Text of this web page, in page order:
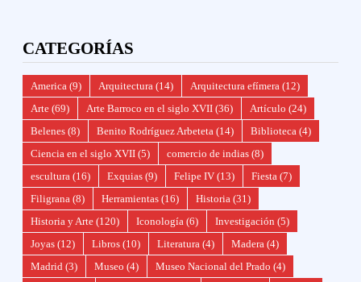
CATEGORÍAS
America (9) Arquitectura (14) Arquitectura efímera (12)
Arte (69) Arte Barroco en el siglo XVII (36) Artículo (24)
Belenes (8) Benito Rodríguez Arbeteta (14) Biblioteca (4)
Ciencia en el siglo XVII (5) comercio de indias (8)
escultura (16) Exquias (9) Felipe IV (13) Fiesta (7)
Filigrana (8) Herramientas (16) Historia (31)
Historia y Arte (120) Iconología (6) Investigación (5)
Joyas (12) Libros (10) Literatura (4) Madera (4)
Madrid (3) Museo (4) Museo Nacional del Prado (4)